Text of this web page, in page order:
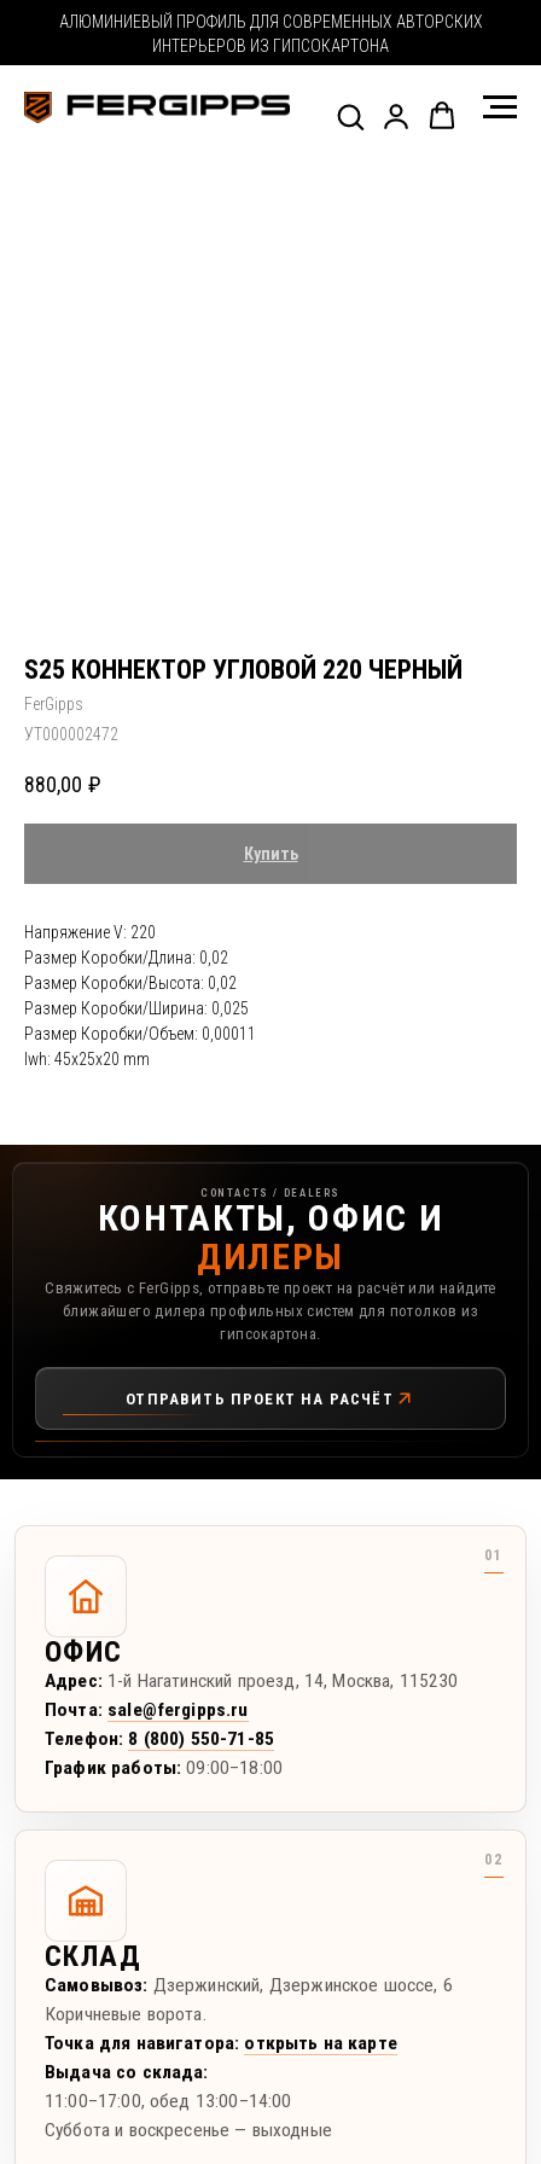
АЛЮМИНИЕВЫЙ ПРОФИЛЬ ДЛЯ СОВРЕМЕННЫХ АВТОРСКИХ
ИНТЕРЬЕРОВ ИЗ ГИПСОКАРТОНА
S25 КОННЕКТОР УГЛОВОЙ 220 ЧЕРНЫЙ
FerGipps
УТ000002472
880,00 ₽
Купить
Напряжение V: 220
Размер Коробки/Длина: 0,02
Размер Коробки/Высота: 0,02
Размер Коробки/Ширина: 0,025
Размер Коробки/Объем: 0,00011
lwh: 45x25x20 mm
Контакты, офис и дилеры FerGipps
CONTACTS / DEALERS
КОНТАКТЫ, ОФИС И
ДИЛЕРЫ
Свяжитесь с FerGipps, отправьте проект на расчёт или найдите
ближайшего дилера профильных систем для потолков из
гипсокартона.
ОТПРАВИТЬ ПРОЕКТ НА РАСЧЁТ
ОФИС
Адрес: 1-й Нагатинский проезд, 14,Москва, 115230
Почта: sale@fergipps.ru
Телефон: 8 (800) 550-71-85
График работы: 09:00–18:00
СКЛАД
Самовывоз: Дзержинский, Дзержинское шоссе, 6
Коричневые ворота.
Точка для навигатора: открыть на карте
Выдача со склада:
11:00–17:00, обед 13:00–14:00
Суббота и воскресенье — выходные